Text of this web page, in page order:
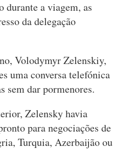
durante a viagem, as
da delegação
Volodymyr Zelenskiy,
uma conversa telefónica
sem dar pormenores.
Zelensky havia
para negociações de
Turquia, Azerbaijão ou